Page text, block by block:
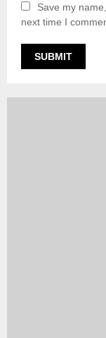
Save my
next time I